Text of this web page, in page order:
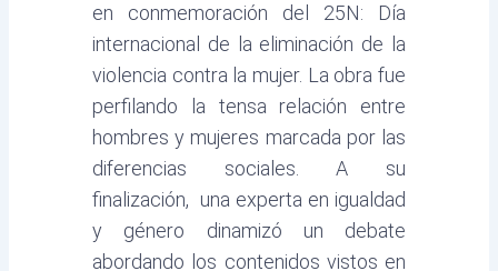
en conmemoración del 25N: Día
internacional de la eliminación de la
violencia contra la mujer. La obra fue
perfilando la tensa relación entre
hombres y mujeres marcada por las
diferencias sociales. A su
finalización, una experta en igualdad
y género dinamizó un debate
abordando los contenidos vistos en